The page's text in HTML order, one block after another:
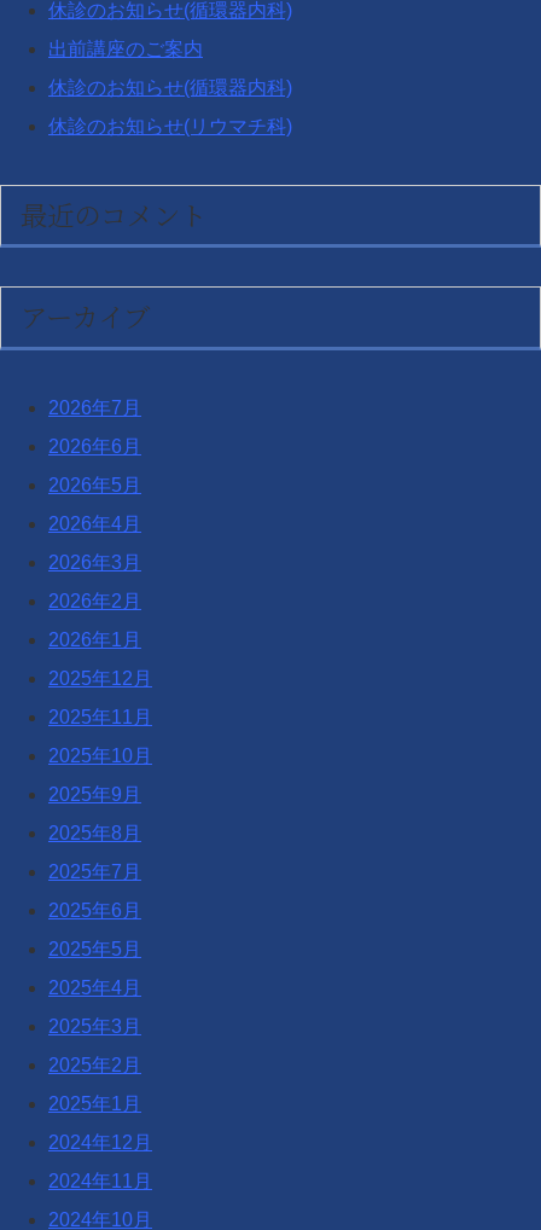
休診のお知らせ(循環器内科)
出前講座のご案内
休診のお知らせ(循環器内科)
休診のお知らせ(リウマチ科)
最近のコメント
アーカイブ
2026年7月
2026年6月
2026年5月
2026年4月
2026年3月
2026年2月
2026年1月
2025年12月
2025年11月
2025年10月
2025年9月
2025年8月
2025年7月
2025年6月
2025年5月
2025年4月
2025年3月
2025年2月
2025年1月
2024年12月
2024年11月
2024年10月